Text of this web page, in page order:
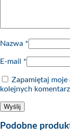
Nazwa *
E-mail *
Zapamiętaj moje
kolejnych
Podobne